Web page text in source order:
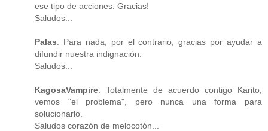
ese tipo de acciones. Gracias!
Saludos...
Palas: Para nada, por el contrario, gracias por ayudar a
difundir nuestra indignación.
Saludos...
KagosaVampire: Totalmente de acuerdo contigo Karito,
vemos "el problema", pero nunca una forma para
solucionarlo.
Saludos corazón de melocotón...